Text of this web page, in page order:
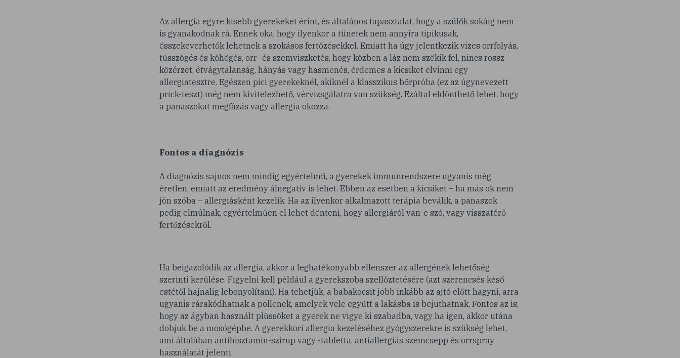
Az allergia egyre kisebb gyerekeket érint, és általános tapasztalat, hogy a szülők sokáig nem
is gyanakodnak rá. Ennek oka, hogy ilyenkor a tünetek nem annyira tipikusak,
összekeverhetők lehetnek a szokásos fertőzésekkel. Emiatt ha úgy jelentkezik vizes orrfolyás,
tüsszögés és köhögés, orr- és szemviszketés, hogy közben a láz nem szökik fel, nincs rossz
közérzet, étvágytalanság, hányás vagy hasmenés, érdemes a kicsiket elvinni egy
allergiatesztre. Egészen pici gyerekeknél, akiknél a klasszikus bőrpróba (ez az úgynevezett
prick-teszt) még nem kivitelezhető, vérvizsgálatra van szükség. Ezáltal eldönthető lehet, hogy
a panaszokat megfázás vagy allergia okozza.
Fontos a diagnózis
A diagnózis sajnos nem mindig egyértelmű, a gyerekek immunrendszere ugyanis még
éretlen, emiatt az eredmény álnegatív is lehet. Ebben az esetben a kicsiket – ha más ok nem
jön szóba – allergiásként kezelik. Ha az ilyenkor alkalmazott terápia beválik, a panaszok
pedig elmúlnak, egyértelműen el lehet dönteni, hogy allergiáról van-e szó, vagy visszatérő
fertőzésekről.
Ha beigazolódik az allergia, akkor a leghatékonyabb ellenszer az allergének lehetőség
szerinti kerülése. Figyelni kell például a gyerekszoba szellőztetésére (azt szerencsés késő
estétől hajnalig lebonyolítani). Ha tehetjük, a babakocsit jobb inkább az ajtó előtt hagyni, arra
ugyanis rárakódhatnak a pollenek, amelyek vele együtt a lakásba is bejuthatnak. Fontos az is,
hogy az ágyban használt plüssöket a gyerek ne vigye ki szabadba, vagy ha igen, akkor utána
dobjuk be a mosógépbe. A gyerekkori allergia kezeléséhez gyógyszerekre is szükség lehet,
ami általában antihisztamin-szirup vagy -tabletta, antiallergiás szemcsepp és orrspray
használatát jelenti.